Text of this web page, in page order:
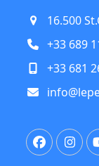
16.500
+33 689
+33 681
Facebook